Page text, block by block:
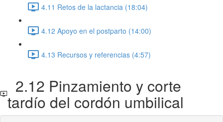
4.11 Retos de la lactancia (18:04)
4.12 Apoyo en el postparto (14:00)
4.13 Recursos y referencias (4:57)
2.12 Pinzamiento y corte
tardío del cordón umbilical